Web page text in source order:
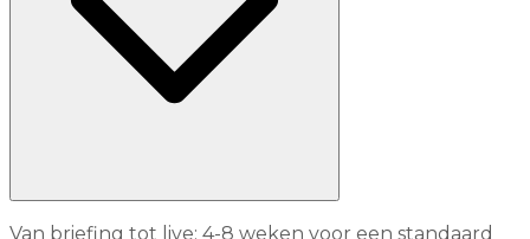
Van briefing tot live: 4-8 weken voor een standaard